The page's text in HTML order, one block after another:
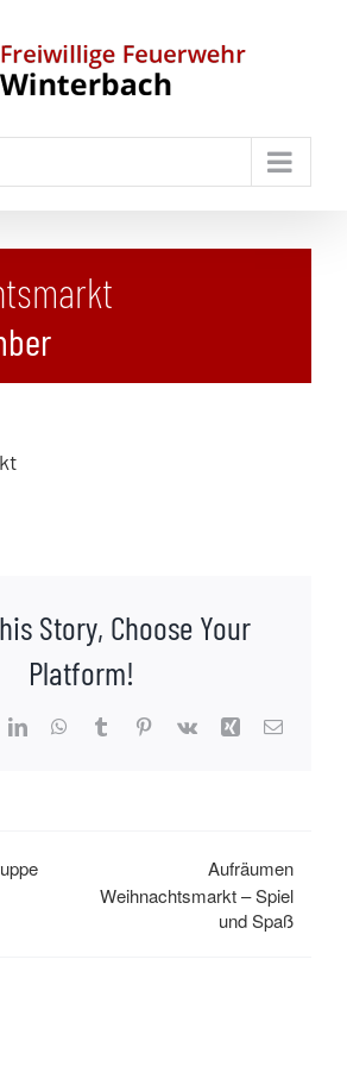
Story, Choose Your
Platform!
LinkedInWhatsApp
TumblrPinterest
Vk Xing E-
Aufräumen
Weihnachtsmarkt – Spiel
und Spaß